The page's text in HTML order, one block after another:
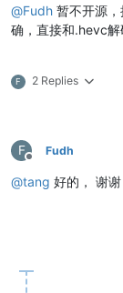
@Fudh 暂不开源
确，直接和.hevc
F 2 Replies
F
Offline
Fudh
@tang 好的， 谢谢